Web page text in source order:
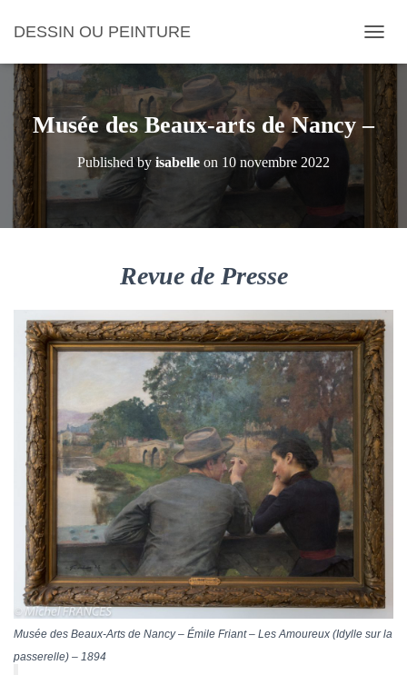
DESSIN OU PEINTURE
Musée des Beaux-arts de Nancy –
Published by isabelle on 10 novembre 2022
Revue de Presse
Musée des Beaux-Arts de Nancy – Émile Friant – Les Amoureux (Idylle sur la
passerelle) – 1894